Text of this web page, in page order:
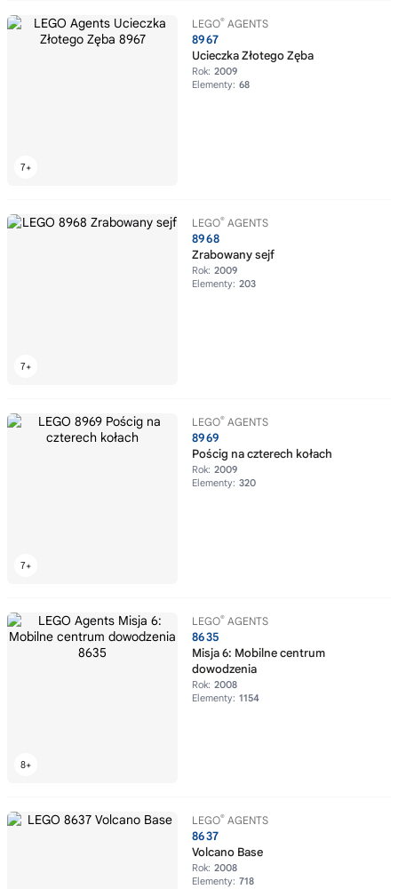
LEGO® AGENTS
8967
Ucieczka Złotego Zęba
Rok: 2009
Elementy: 68
LEGO® AGENTS
8968
Zrabowany sejf
Rok: 2009
Elementy: 203
LEGO® AGENTS
8969
Pościg na czterech kołach
Rok: 2009
Elementy: 320
LEGO® AGENTS
8635
Misja 6: Mobilne centrum
dowodzenia
Rok: 2008
Elementy: 1154
LEGO® AGENTS
8637
Volcano Base
Rok: 2008
Elementy: 718